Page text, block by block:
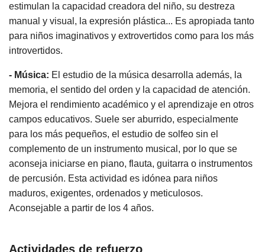
estimulan la capacidad creadora del niño, su destreza
manual y visual, la expresión plástica... Es apropiada tanto
para niños imaginativos y extrovertidos como para los más
introvertidos.
- Música: El estudio de la música desarrolla además, la
memoria, el sentido del orden y la capacidad de atención.
Mejora el rendimiento académico y el aprendizaje en otros
campos educativos. Suele ser aburrido, especialmente
para los más pequeños, el estudio de solfeo sin el
complemento de un instrumento musical, por lo que se
aconseja iniciarse en piano, flauta, guitarra o instrumentos
de percusión. Esta actividad es idónea para niños
maduros, exigentes, ordenados y meticulosos.
Aconsejable a partir de los 4 años.
Actividades de refuerzo